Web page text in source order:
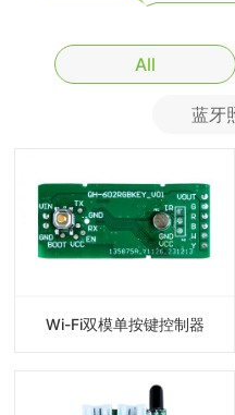
All
蓝牙
Wi-Fi双模单按键控制器